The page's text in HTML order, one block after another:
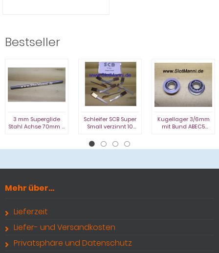
Bestseller
3 mm Superglide
Stahl Achse 70mm (1
Schleifer SCB Super
Small verzinnt 10
Kugellager 3/6mm
mit Bund ABEC5
Mehr über...
Lieferzeit
Liefer- und Versandkosten
Privatsphäre und Datenschutz